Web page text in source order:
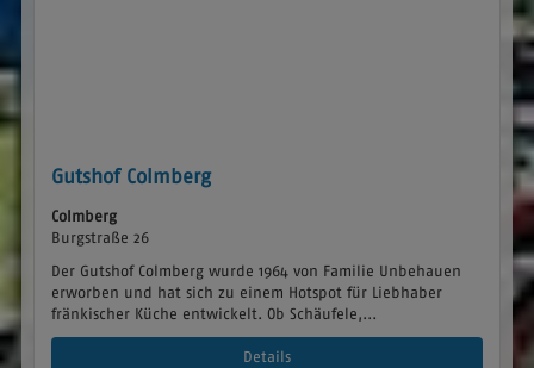
Gutshof Colmberg
Colmberg
Burgstraße 26
Der Gutshof Colmberg wurde 1964 von Familie Unbehauen
erworben und hat sich zu einem Hotspot für Liebhaber
fränkischer Küche entwickelt. Ob Schäufele,...
Details